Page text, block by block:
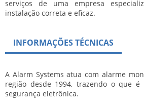
serviços de uma empresa
instalação correta e eficaz.
INFORMAÇÕES TÉCNICAS
A Alarm Systems atua com alarme
região desde 1994, trazendo o que
segurança eletrônica.